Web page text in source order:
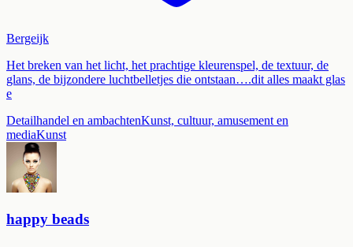
Bergeijk
Het breken van het licht, het prachtige kleurenspel, de textuur, de
glans, de bijzondere luchtbelletjes die ontstaan….dit alles maakt glas
e
Detailhandel en ambachtenKunst, cultuur, amusement en
mediaKunst
happy beads